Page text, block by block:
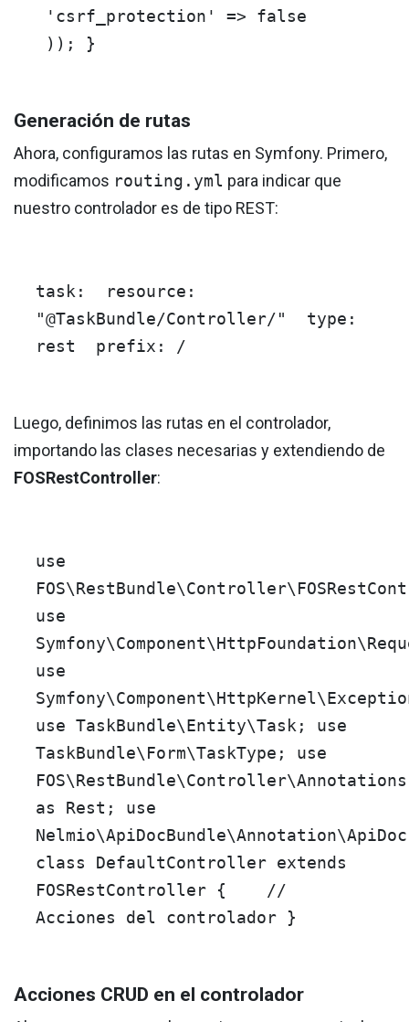
'csrf_protection'
=> false
)); }
Generación de rutas
Ahora, configuramos las rutas en Symfony. Primero,
modificamos routing.yml para indicar que
nuestro controlador es de tipo REST:
task:
resource:
"@TaskBundle/Controller/"
type:
rest
prefix: /
Luego, definimos las rutas en el controlador,
importando las clases necesarias y extendiendo de
FOSRestController:
use
FOS\RestBundle\Controller\
use
Symfony\Component\HttpFoundation\
use
Symfony\Component\HttpKernel\
use TaskBundle\Entity\Task; use
TaskBundle\Form\TaskType ; use
FOS\RestBundle\Controller\Annotations
as
Rest ; use
Nelmio\ApiDocBundle\Annotation\ApiDoc
class
DefaultController extends
FOSRestController
{ //
Acciones del controlador }
Acciones CRUD en el controlador